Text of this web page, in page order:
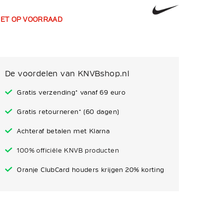
OP VOORRAAD
De voordelen van KNVBshop.nl
Gratis verzending* vanaf 69 euro
Gratis retourneren* (60 dagen)
Achteraf betalen met Klarna
100% officiële KNVB producten
Oranje ClubCard houders krijgen 20% korting